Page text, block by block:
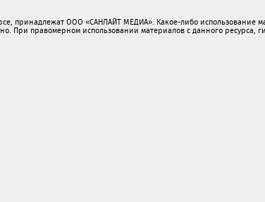
принадлежат ООО «САНЛАЙТ МЕДИА». Какое-либо использование
правомерном использовании материалов с данного ресурса,